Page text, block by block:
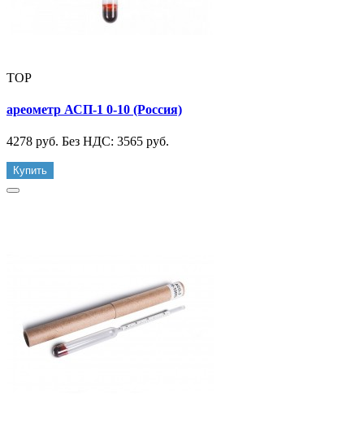
TOP
ареометр АСП-1 0-10 (Россия)
4278 руб. Без НДС: 3565 руб.
Купить